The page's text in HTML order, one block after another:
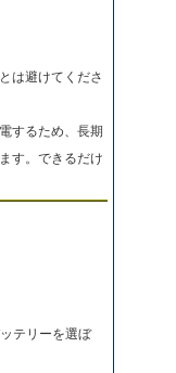
は避けてくださ
するため、長期
す。できるだけ
テリーを選ぼ